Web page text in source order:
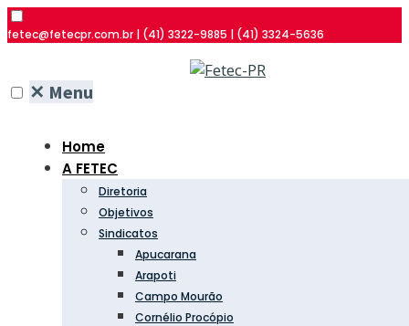
fetec@fetecpr.com.br | (41) 3322-9885 | (41) 3324-5636
✕ Menu
Home
A FETEC
Diretoria
Objetivos
Sindicatos
Apucarana
Arapoti
Campo Mourão
Cornélio Procópio